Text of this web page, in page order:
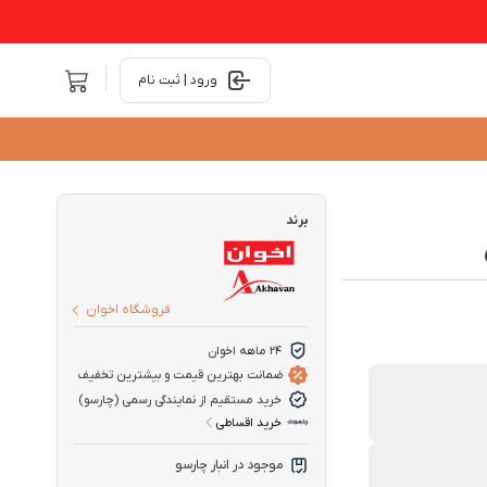
ورود | ثبت نام
برند
فروشگاه اخوان
۲۴ ماهه اخوان
ضمانت بهترین قیمت و بیشترین تخفیف
خرید مستقیم از نمایندگی رسمی (چارسو)
خرید اقساطی
موجود در انبار چارسو